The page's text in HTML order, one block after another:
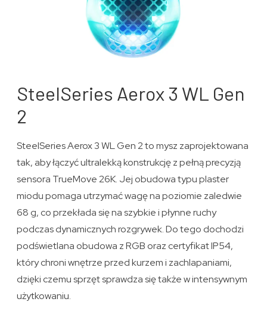
SteelSeries Aerox 3 WL Gen
2
SteelSeries Aerox 3 WL Gen 2 to mysz zaprojektowana
tak, aby łączyć ultralekką konstrukcję z pełną precyzją
sensora TrueMove 26K. Jej obudowa typu plaster
miodu pomaga utrzymać wagę na poziomie zaledwie
68 g, co przekłada się na szybkie i płynne ruchy
podczas dynamicznych rozgrywek. Do tego dochodzi
podświetlana obudowa z RGB oraz certyfikat IP54,
który chroni wnętrze przed kurzem i zachlapaniami,
dzięki czemu sprzęt sprawdza się także w intensywnym
użytkowaniu.